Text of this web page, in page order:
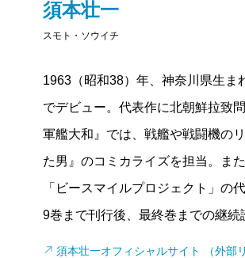
須本壮一
スモト・ソウイチ
1963（昭和38）年、神奈川県生ま
でデビュー。代表作に北朝鮮拉致
軍艦大和』では、戦艦や戦闘機の
た男』のコミカライズを担当。ま
「ビースマイルプロジェクト」の
9巻まで刊行後、最終巻までの継続
須本壮一オフィシャルサイト （外部